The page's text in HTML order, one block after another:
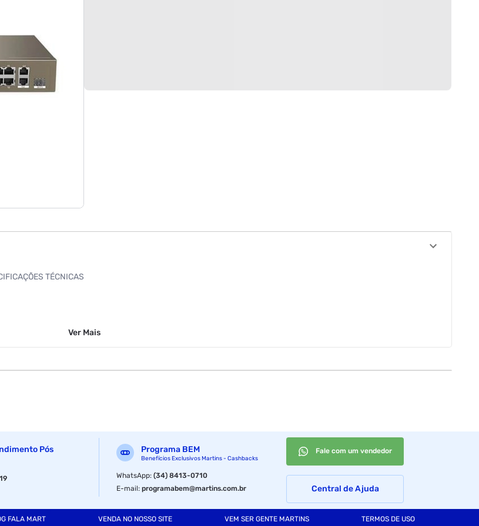
TÉCNICAS
Ver Mais
Pós
Programa BEM
Benefícios Exclusivos Martins - Cashbacks
WhatsApp:(34) 8413-0710
E-mail:programabem@martins.com.br
Fale com um vendedor
Central de Ajuda
FALA MART VENDA NO NOSSO SITE VEM SER GENTE MARTINS TERMOS DE USO